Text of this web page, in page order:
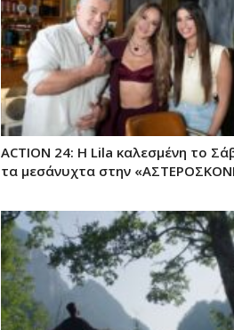
ACTION 24: Η Lila καλεσμένη το
τα μεσάνυχτα στην